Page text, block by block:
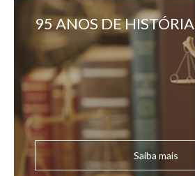
95 ANOS DE HISTÓRIA
Saiba mais